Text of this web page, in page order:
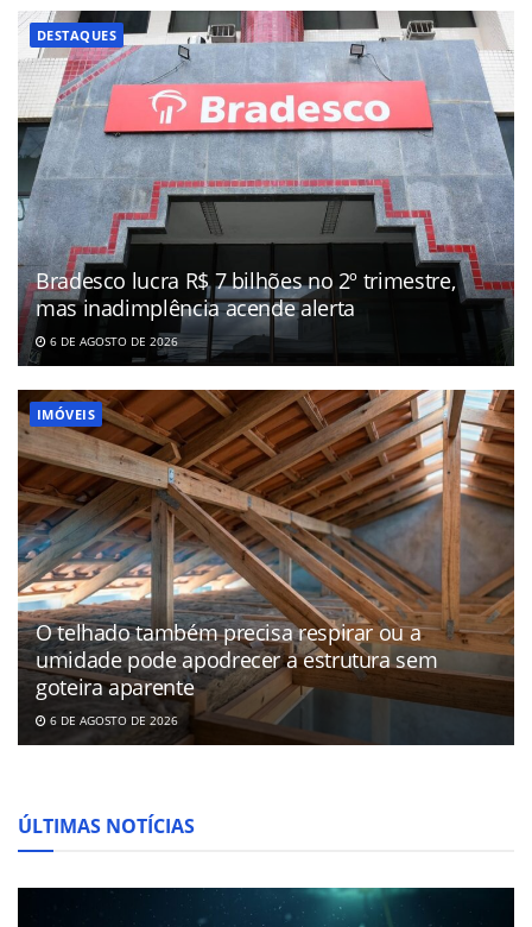
DESTAQUES
Bradesco lucra R$ 7 bilhões no 2º trimestre,
mas inadimplência acende alerta
6 DE AGOSTO DE 2026
IMÓVEIS
O telhado também precisa respirar ou a
umidade pode apodrecer a estrutura sem
goteira aparente
6 DE AGOSTO DE 2026
ÚLTIMAS NOTÍCIAS